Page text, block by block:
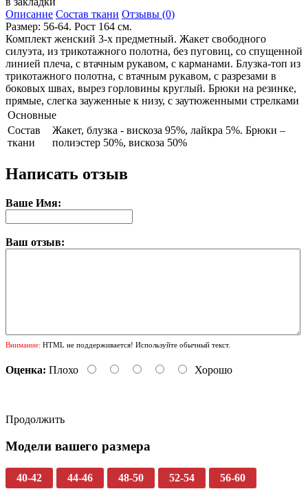
Описание Состав ткани Отзывы (0)
Размер: 56-64. Рост 164 см.
Комплект женский 3-х предметный. Жакет свободного
силуэта, из трикотажного полотна, без пуговиц, со спущенной
линией плеча, с втачным рукавом, с карманами. Блузка-топ из
трикотажного полотна, с втачным рукавом, с разрезами в
боковых швах, вырез горловины круглый. Брюки на резинке,
прямые, слегка зауженные к низу, с заутюженными стрелками
Основные
Состав
ткани
Жакет, блузка - вискоза 95%, лайкра 5%. Брюки –
полиэстер 50%, вискоза 50%
Написать отзыв
Ваше Имя:
Ваш отзыв:
Внимание: HTML не поддерживается! Используйте обычный текст.
Оценка: Плохо Хорошо
Продолжить
Модели вашего размера
40-42 44-46 48-50 52-54 56-60